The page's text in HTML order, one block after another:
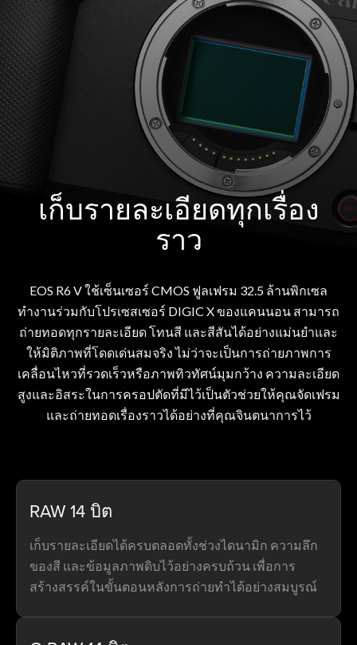
เก็บรายละเอียดทุกเรื่อง
ราว
EOS R6 V ใช้เซ็นเซอร์ CMOS ฟูลเฟรม 32.5 ล้านพิกเซล
ทำงานร่วมกับโปรเซสเซอร์ DIGIC X ของแคนนอน สามารถ
ถ่ายทอดทุกรายละเอียด โทนสี และสีสันได้อย่างแม่นยำและ
ให้มิติภาพที่โดดเด่นสมจริง ไม่ว่าจะเป็นการถ่ายภาพการ
เคลื่อนไหวที่รวดเร็วหรือภาพทิวทัศน์มุมกว้าง ความละเอียด
สูงและอิสระในการครอปตัดที่มีไว้เป็นตัวช่วยให้คุณจัดเฟรม
และถ่ายทอดเรื่องราวได้อย่างที่คุณจินตนาการไว้
RAW 14 บิต
เก็บรายละเอียดได้ครบตลอดทั้งช่วงไดนามิก ความลึก
ของสี และข้อมูลภาพดิบไว้อย่างครบถ้วน เพื่อการ
สร้างสรรค์ในขั้นตอนหลังการถ่ายทำได้อย่างสมบูรณ์